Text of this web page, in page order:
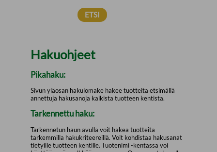
Hakuohjeet
Pikahaku:
Sivun yläosan hakulomake hakee tuotteita etsimällä
annettuja hakusanoja kaikista tuotteen kentistä.
Tarkennettu haku:
Tarkennetun haun avulla voit hakea tuotteita
tarkemmilla hakukriteereillä. Voit kohdistaa hakusanat
tietyille tuotteen kentille. Tuotenimi -kentässä voi